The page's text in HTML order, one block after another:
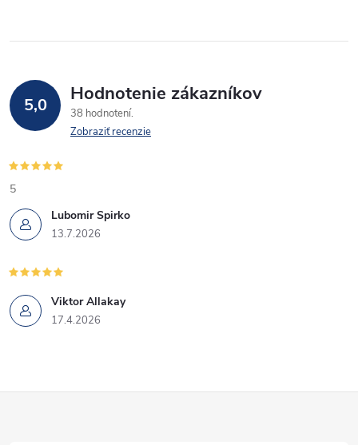
i
p
r
v
k
y
ý
p
s
5,0 Hodnotenie zákazníkov
38 hodnotení
Zobraziť recenzie
Lubomir Spirko
13.7.2026
5
Viktor Allakay
17.4.2026